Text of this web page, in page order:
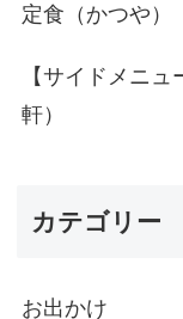
定食（かつや）
【サイドメニ
軒）
カテゴリー
お出かけ